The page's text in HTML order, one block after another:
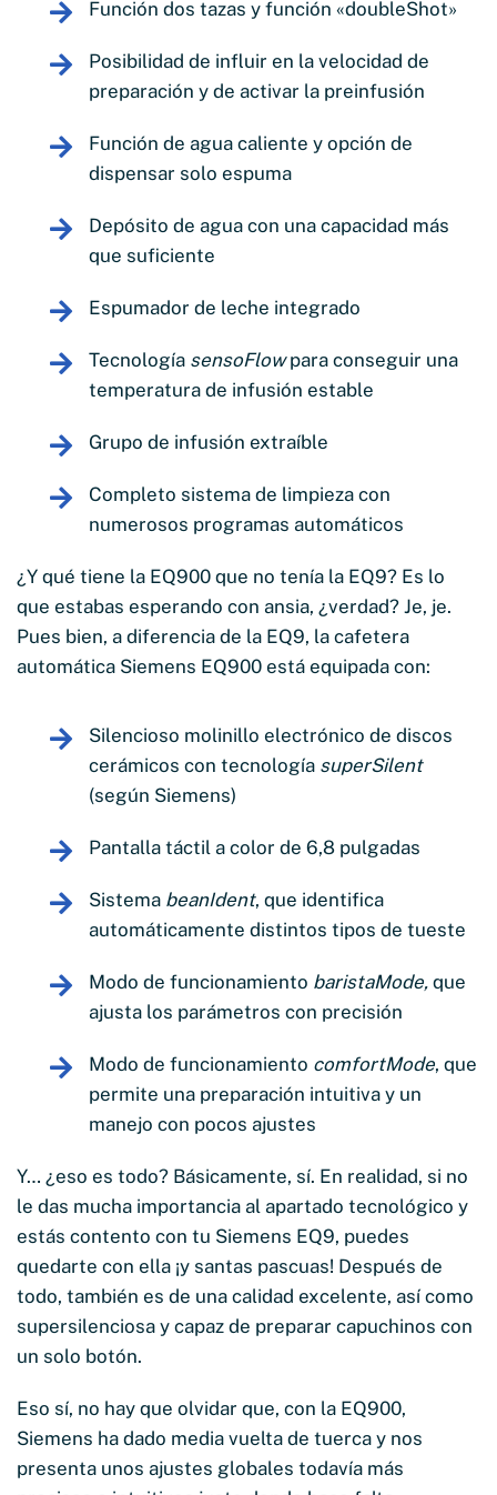
Función dos tazas y función «doubleShot»
Posibilidad de influir en la velocidad de
preparación y de activar la preinfusión
Función de agua caliente y opción de
dispensar solo espuma
Depósito de agua con una capacidad más
que suficiente
Espumador de leche integrado
Tecnología sensoFlowpara conseguir una
temperatura de infusión estable
Grupo de infusión extraíble
Completo sistema de limpieza con
numerosos programas automáticos
¿Y qué tiene la EQ900 que no tenía la EQ9? Es lo
que estabas esperando con ansia, ¿verdad? Je, je.
Pues bien, a diferencia de la EQ9, la cafetera
automática Siemens EQ900 está equipada con:
Silencioso molinillo electrónico de discos
cerámicos con tecnología superSilent
(según Siemens)
Pantalla táctil a color de 6,8 pulgadas
Sistema beanIdent, que identifica
automáticamente distintos tipos de tueste
Modo de funcionamiento baristaMode, que
ajusta los parámetros con precisión
Modo de funcionamiento comfortMode, que
permite una preparación intuitiva y un
manejo con pocos ajustes
Y… ¿eso es todo? Básicamente, sí. En realidad, si no
le das mucha importancia al apartado tecnológico y
estás contento con tu Siemens EQ9, puedes
quedarte con ella ¡y santas pascuas! Después de
todo, también es de una calidad excelente, así como
supersilenciosa y capaz de preparar capuchinos con
un solo botón.
Eso sí, no hay que olvidar que, con la EQ900,
Siemens ha dado media vuelta de tuerca y nos
presenta unos ajustes globales todavía más